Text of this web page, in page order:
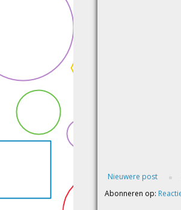
Nieuwere post
Abonneren op: